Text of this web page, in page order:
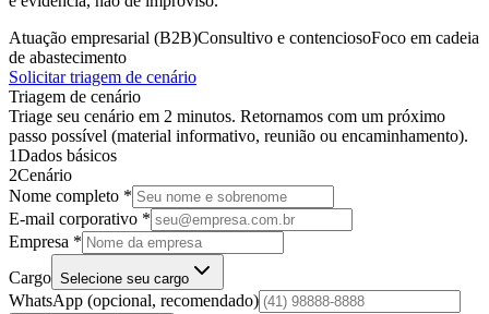
Atuação empresarial (B2B)Consultivo e contenciosoFoco em cadeia
de abastecimento
Solicitar triagem de cenário
Triagem de cenário
Triage seu cenário em 2 minutos. Retornamos com um próximo
passo possível (material informativo, reunião ou encaminhamento).
1Dados básicos
2Cenário
Nome completo *
E-mail corporativo *
Empresa *
Cargo Selecione seu cargo
WhatsApp (opcional, recomendado)